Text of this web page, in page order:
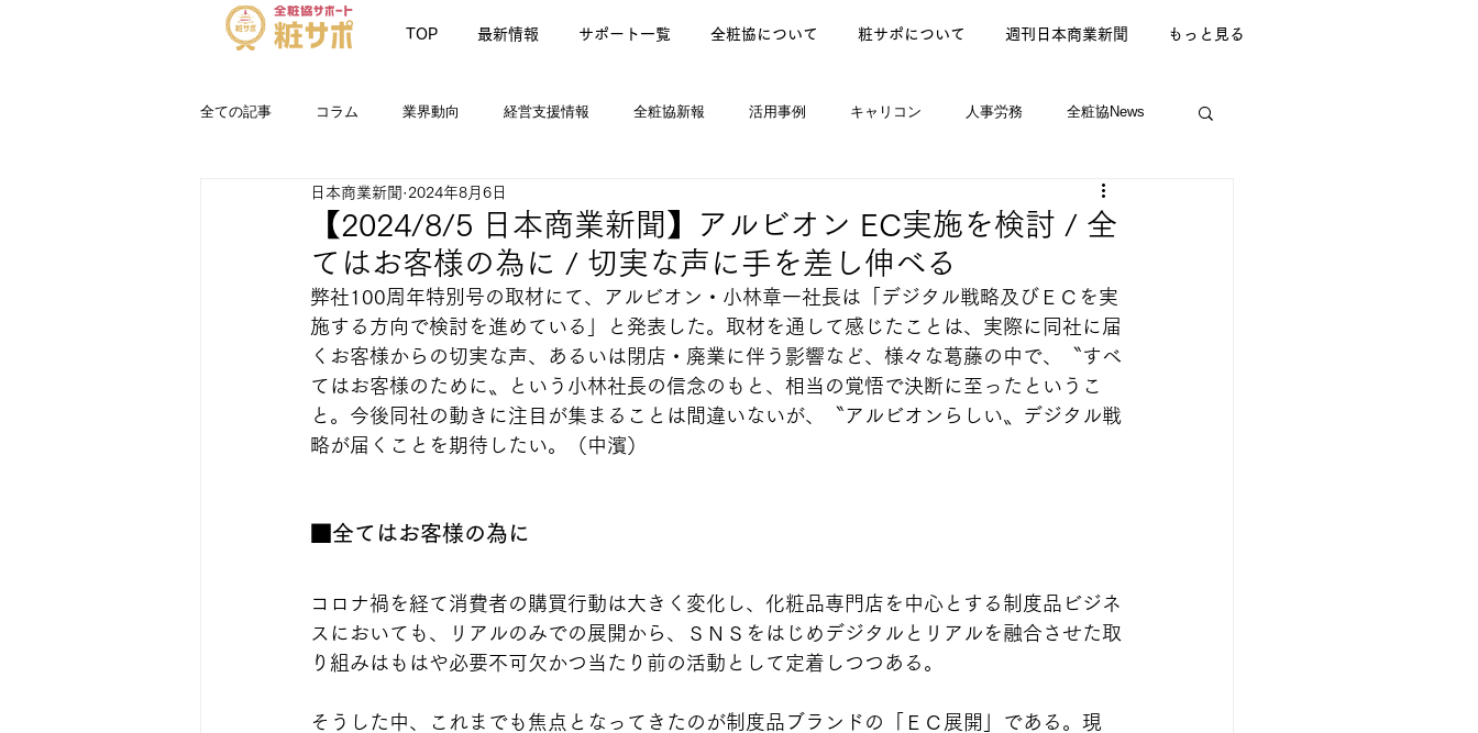
TOP 最新情報 サポート一覧 全粧協について 粧サポについて 週刊日本商業新聞 もっと見る
全ての記事 コラム 業界動向 経営支援情報 全粧協新報 活用事例 キャリコン 人事労務 全粧協News
最新情報 粧サポNews
【2024/8/5 日本商業新聞】アルビオン EC実施を検討 / 全
てはお客様の為に / 切実な声に手を差し伸べる
日本商業新聞 2024年8月6日
弊社100周年特別号の取材にて、アルビオン・小林章一社長は「デジタル戦略及びＥＣを実
施する方向で検討を進めている」と発表した。取材を通して感じたことは、実際に同社に届
くお客様からの切実な声、あるいは閉店・廃業に伴う影響など、様々な葛藤の中で、〝すべ
てはお客様のために〟という小林社長の信念のもと、相当の覚悟で決断に至ったというこ
と。今後同社の動きに注目が集まることは間違いないが、〝アルビオンらしい〟デジタル戦
略が届くことを期待したい。（中濱）
■全てはお客様の為に
コロナ禍を経て消費者の購買行動は大きく変化し、化粧品専門店を中心とする制度品ビジネ
スにおいても、リアルのみでの展開から、ＳＮＳをはじめデジタルとリアルを融合させた取
り組みはもはや必要不可欠かつ当たり前の活動として定着しつつある。
そうした中、これまでも焦点となってきたのが制度品ブランドの「ＥＣ展開」である。現